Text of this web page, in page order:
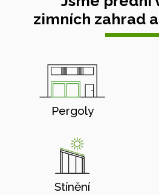
zimních zahrad
Pergoly
Stínění